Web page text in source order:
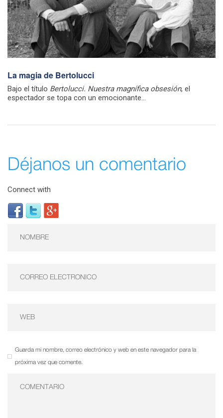
La magia de Bertolucci
Bajo el título Bertolucci. Nuestra magnífica obsesión, el
espectador se topa con un emocionante...
Déjanos un comentario
Connect with
Guarda mi nombre, correo electrónico y web en este navegador para la
próxima vez que comente.